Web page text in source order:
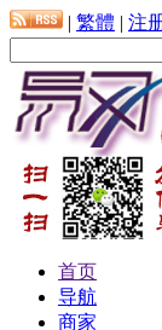
| 繁體 | 注
首页
导航
商家